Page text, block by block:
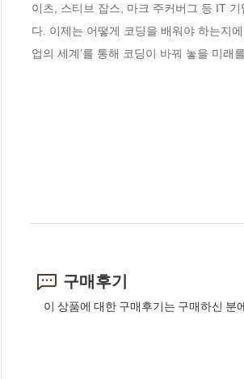
이츠, 스티브 잡스, 마크 주커버그 등 IT
다. 이제는 어떻게 코딩을 배워야 하는지
업의 세계’를 통해 코딩이 바꿔 놓을 미
구매후기
이 상품에 대한 구매후기는 구매하신 분